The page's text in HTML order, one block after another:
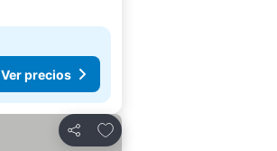
Ver precios
Compartir
Añadir a favoritos